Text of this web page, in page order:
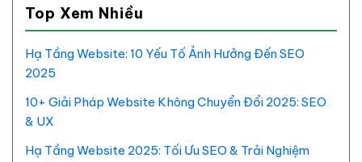
Top Xem Nhiều
Hạ Tầng Website: 10 Yếu Tố Ảnh Hưởng Đến SEO
2025
10+ Giải Pháp Website Không Chuyển Đổi 2025: SEO
& UX
Hạ Tầng Website 2025: Tối Ưu SEO & Trải Nghiệm